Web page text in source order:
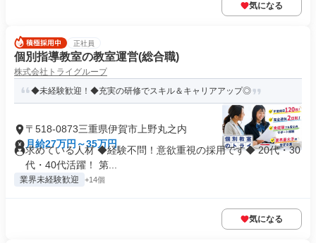
気になる
正社員
個別指導教室の教室運営(総合職)
株式会社トライグループ
◆未経験歓迎！◆充実の研修でスキル＆キャリアアップ◎
〒518-0873三重県伊賀市上野丸之内
月給27万円～35万円
求めている人材 ◆経験不問！意欲重視の採用です◆ 20代・30
代・40代活躍！ 第...
業界未経験歓迎 +14個
気になる